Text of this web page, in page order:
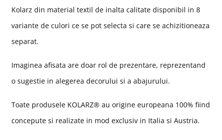
Kolarz din material textil de inalta calitate disponibil in 8
variante de culori ce se pot selecta si care se achizitioneaza
separat.
Imaginea afisata are doar rol de prezentare, reprezentand
o sugestie in alegerea decorului si a abajurului.
Toate produsele KOLARZ® au origine europeana 100% fiind
concepute si realizate in mod exclusiv in Italia si Austria.